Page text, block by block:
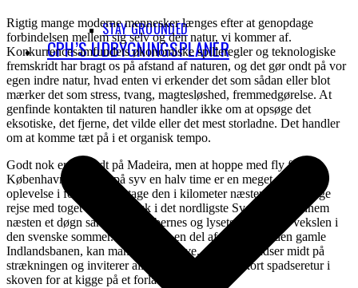
STAY GROUNDED
CPH’S UDBYGNINGSPLANER
Rigtig mange moderne mennesker længes efter at genopdage
forbindelsen mellem sig selv og den natur, vi kommer af.
Konkurrencesamfundets økonomiske spilleregler og teknologiske
fremskridt har bragt os på afstand af naturen, og det gør ondt på vor
egen indre natur, hvad enten vi erkender det som sådan eller blot
mærker det som stress, tvang, magtesløshed, fremmedgørelse. At
genfinde kontakten til naturen handler ikke om at opsøge det
eksotiske, det fjerne, det vilde eller det mest storladne. Det handler
om at komme tæt på i et organisk tempo.
Godt nok er der fedt på Madeira, men at hoppe med fly fra
København og dertil på syv en halv time er en meget udvendig
oplevelse i forhold til at tage den i kilometer næsten lige så lange
rejse med toget til Jokkmokk i det nordligste Sverige og gennem
næsten et døgn sanse landskabernes og lysets fantastiske vekslen i
den svenske sommer. Kører man en del af turen med den gamle
Indlandsbanen, kan man f.eks. opleve, at toget standser midt på
strækningen og inviterer alle rejsende ud på en kort spadseretur i
skoven for at kigge på et forladt bjørnehi.